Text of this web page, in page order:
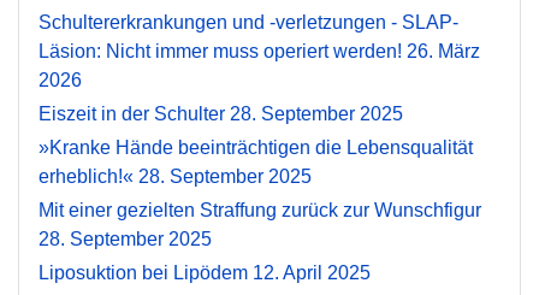
Schultererkrankungen und -verletzungen - SLAP-
Läsion: Nicht immer muss operiert werden! 26. März
2026
Eiszeit in der Schulter 28. September 2025
»Kranke Hände beeinträchtigen die Lebensqualität
erheblich!« 28. September 2025
Mit einer gezielten Straffung zurück zur Wunschfigur
28. September 2025
Liposuktion bei Lipödem 12. April 2025